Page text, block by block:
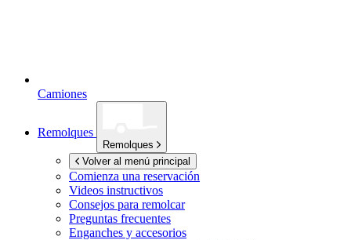
Camiones
Remolques
Remolques
Volver al menú principal
Comienza una reservación
Videos instructivos
Consejos para remolcar
Preguntas frecuentes
Enganches y accesorios